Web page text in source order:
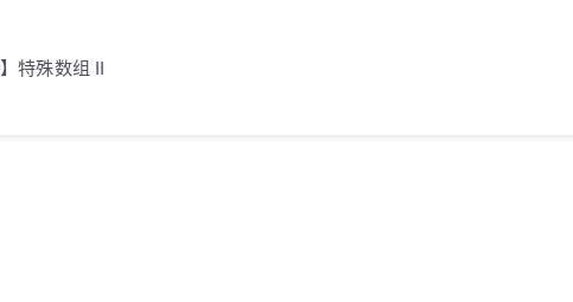
】特殊数组 II